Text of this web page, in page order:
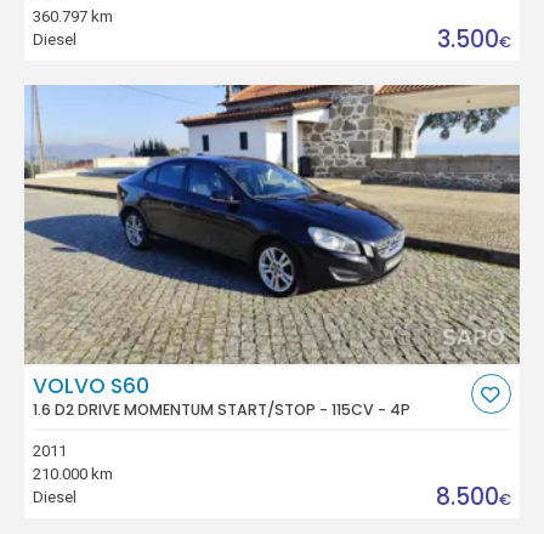
360.797 km
Diesel
3.500€
VOLVO S60
1.6 D2 DRIVE MOMENTUM START/STOP - 115CV - 4P
2011
210.000 km
Diesel
8.500€